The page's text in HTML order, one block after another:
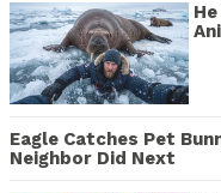
Eagle Catches Pet
Neighbor Did Next